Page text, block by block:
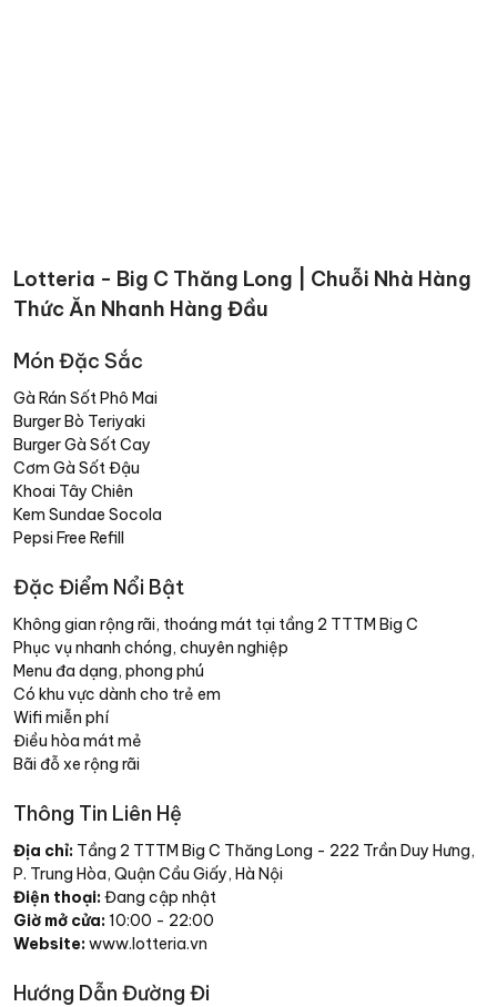
Lotteria - Big C Thăng Long | Chuỗi Nhà Hàng
Thức Ăn Nhanh Hàng Đầu
Món Đặc Sắc
Gà Rán Sốt Phô Mai
Burger Bò Teriyaki
Burger Gà Sốt Cay
Cơm Gà Sốt Đậu
Khoai Tây Chiên
Kem Sundae Socola
Pepsi Free Refill
Đặc Điểm Nổi Bật
Không gian rộng rãi, thoáng mát tại tầng 2 TTTM Big C
Phục vụ nhanh chóng, chuyên nghiệp
Menu đa dạng, phong phú
Có khu vực dành cho trẻ em
Wifi miễn phí
Điều hòa mát mẻ
Bãi đỗ xe rộng rãi
Thông Tin Liên Hệ
Địa chỉ: Tầng 2 TTTM Big C Thăng Long - 222 Trần Duy Hưng,
P. Trung Hòa, Quận Cầu Giấy, Hà Nội
Điện thoại:Đang cập nhật
Giờ mở cửa: 10:00 - 22:00
Website:www.lotteria.vn
Hướng Dẫn Đường Đi